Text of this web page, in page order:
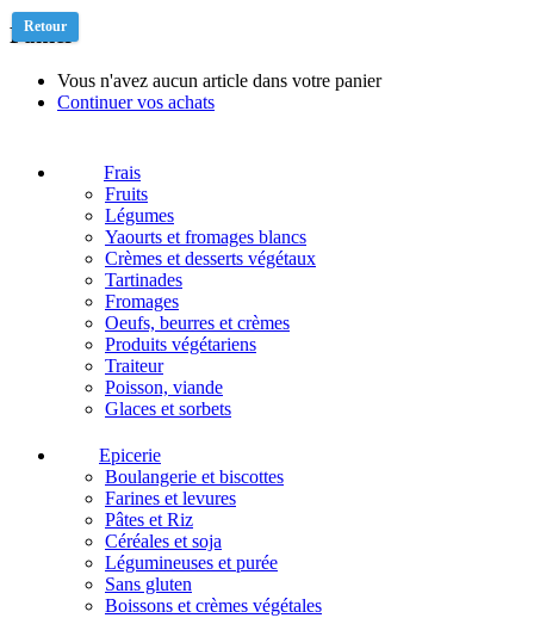
Panier
Vous n'avez aucun article dans votre panier
Continuer vos achats
Frais
Fruits
Légumes
Yaourts et fromages blancs
Crèmes et desserts végétaux
Tartinades
Fromages
Oeufs, beurres et crèmes
Produits végétariens
Traiteur
Poisson, viande
Glaces et sorbets
Epicerie
Boulangerie et biscottes
Farines et levures
Pâtes et Riz
Céréales et soja
Légumineuses et purée
Sans gluten
Boissons et crèmes végétales
Retour